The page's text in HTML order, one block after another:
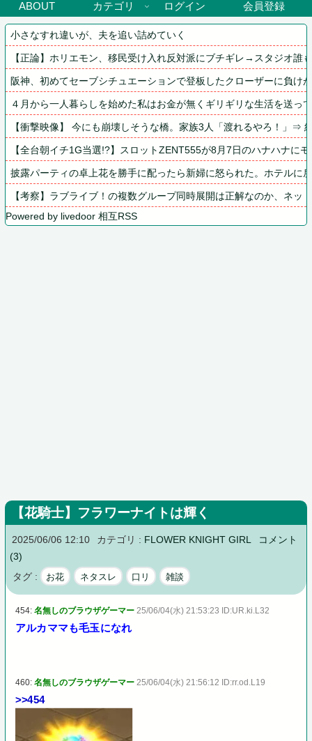
ABOUT カテゴリ ログイン 会員登録
小さなすれ違いが、夫を追い詰めていく
【正論】ホリエモン、移民受け入れ反対派にブチギレ→スタジオ誰
阪神、初めてセーブシチュエーションで登板したクローザーに負け
４月から一人暮らしを始めた私はお金が無くギリギリな生活を送っ
【衝撃映像】 今にも崩壊しそうな橋。家族3人「渡れるやろ！」⇒
【全台朝イチ1G当選!?】スロットZENT555が8月7日のハナハナに
披露パーティの卓上花を勝手に配ったら新婦に怒られた。ホテル
【考察】ラブライブ！の複数グループ同時展開は正解なのか、ネッ
Powered by livedoor 相互RSS
【花騎士】フラワーナイトは輝く
2025/06/06 12:10 カテゴリ : FLOWER KNIGHT GIRL
コメント
(3)
タグ :
お花 ネタスレ 口リ 雑談
454:名無しのブラウザゲーマー 25/06/04(水) 21:53:23 ID:UR.ki.L32
アルカママも毛玉になれ
460:名無しのブラウザゲーマー 25/06/04(水) 21:56:12 ID:rr.od.L19
>>454